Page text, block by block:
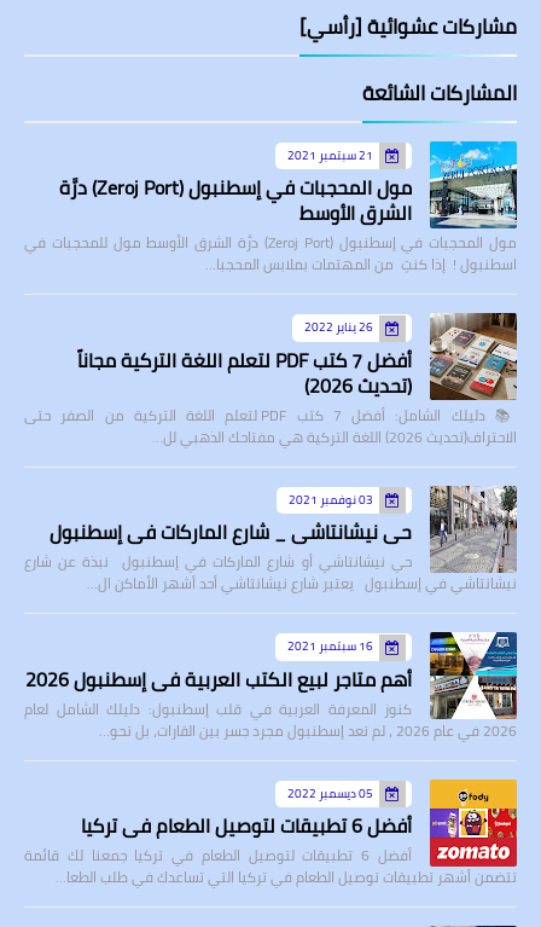
مشاركات عشوائية [رأسي]
المشاركات الشائعة
21 سبتمبر 2021
مول المحجبات في إسطنبول (Zeroj Port) درَّة
الشرق الأوسط
مول المحجبات في إسطنبول (Zeroj Port) درَّة الشرق الأوسط مول للمحجبات في
اسطنبول ! إذا كنتِ من المهتمات بملابس المحجبا…
26 يناير 2022
أفضل 7 كتب PDF لتعلم اللغة التركية مجاناً
(تحديث 2026)
📚 دليلك الشامل: أفضل 7 كتب PDF لتعلم اللغة التركية من الصفر حتى
الاحتراف(تحديث 2026) اللغة التركية هي مفتاحك الذهبي لل…
03 نوفمبر 2021
حي نيشانتاشي _ شارع الماركات في إسطنبول
حي نيشانتاشي أو شارع الماركات في إسطنبول نبذة عن شارع
نيشانتاشي في إسطنبول يعتبر شارع نيشانتاشي أحد أشهر الأماكن ال…
16 سبتمبر 2021
أهم متاجر لبيع الكتب العربية في إسطنبول 2026
كنوز المعرفة العربية في قلب إسطنبول: دليلك الشامل لعام
2026 في عام 2026 ، لم تعد إسطنبول مجرد جسر بين القارات، بل تحو…
05 ديسمبر 2022
أفضل 6 تطبيقات لتوصيل الطعام في تركيا
أفضل 6 تطبيقات لتوصيل الطعام في تركيا جمعنا لك قائمة
تتضمن أشهر تطبيقات توصيل الطعام في تركيا التي تساعدك في طلب الطعا…